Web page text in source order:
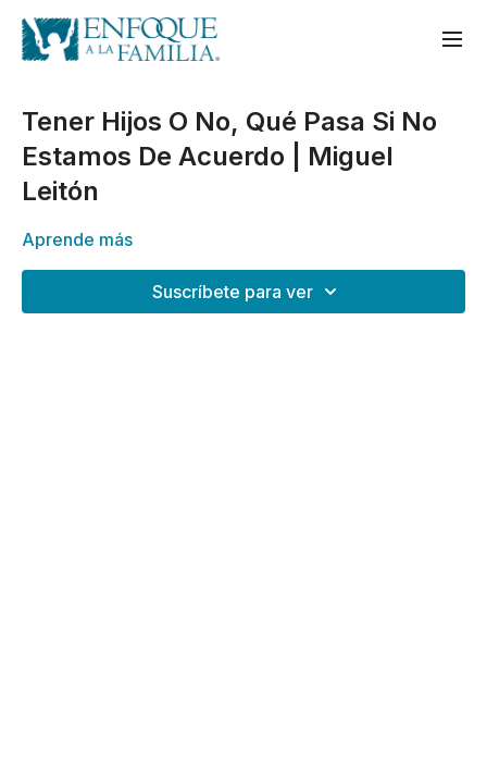
Tener Hijos O No, Qué Pasa Si No
Estamos De Acuerdo | Miguel
Leitón
Aprende más
Suscríbete para ver